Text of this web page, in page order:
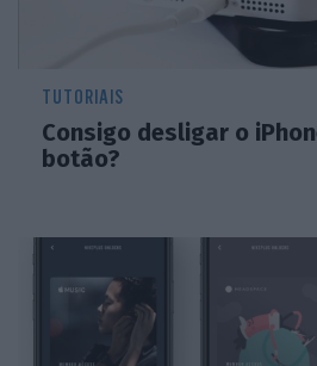
TUTORIAIS
Consigo desligar o
botão?